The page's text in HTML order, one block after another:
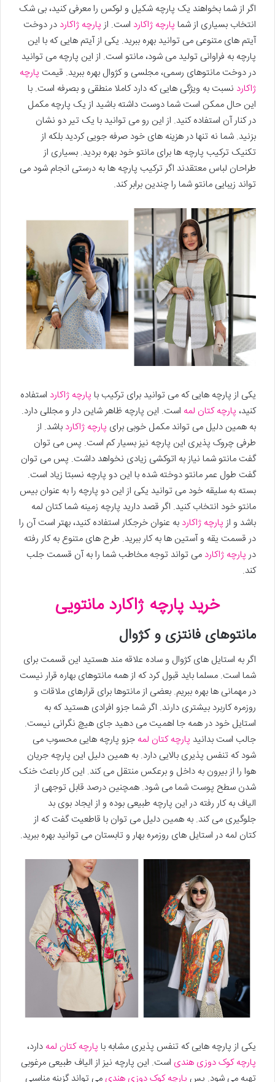
اگر از شما بخواهند یک پارچه شکیل و لوکس را معرفی کنید، بی شک
انتخاب بسیاری از شما پارچه ژاکارد است. از پارچه ژاکارد در دوخت
آیتم های متنوعی می توانید بهره ببرید. یکی از آیتم هایی که با این
پارچه به فراوانی تولید می شود، مانتو است. از این پارچه می توانید
در دوخت مانتوهای رسمی، مجلسی و کژوال بهره ببرید. قیمت پارچه
ژاکارد نسبت به ویژگی هایی که دارد کاملا منطقی و بصرفه است. با
این حال ممکن است شما دوست داشته باشید از یک پارچه مکمل
در کنار آن استفاده کنید. از این رو می توانید با یک تیر دو نشان
بزنید. شما نه تنها در هزینه های خود صرفه جویی کردید بلکه از
تکنیک ترکیب پارچه ها برای مانتو خود بهره بردید. بسیاری از
طراحان لباس معتقدند اگر ترکیب پارچه ها به درستی انجام شود می
تواند زیبایی مانتو شما را چندین برابر کند.
یکی از پارچه هایی که می توانید برای ترکیب با پارچه ژاکارد استفاده
کنید، پارچه کتان لمه است. این پارچه ظاهر شاین دار و مجللی دارد.
به همین دلیل می تواند مکمل خوبی برای پارچه ژاکارد باشد. از
طرفی چروک پذیری این پارچه نیز بسیار کم است. پس می توان
گفت مانتو شما نیاز به اتوکشی زیادی نخواهد داشت. پس می توان
گفت طول عمر مانتو دوخته شده با این دو پارچه نسبتا زیاد است.
بسته به سلیقه خود می توانید یکی از این دو پارچه را به عنوان بیس
مانتو خود انتخاب کنید. اگر قصد دارید پارچه زمینه شما کتان لمه
باشد و ازپارچه ژاکارد به عنوان خرجکار استفاده کنید، بهتر است آن را
در قسمت یقه و آستین ها به کار ببرید. طرح های متنوع به کار رفته
درپارچه ژاکارد می تواند توجه مخاطب شما را به آن قسمت جلب
کند.
خرید پارچه ژاکارد مانتویی
مانتوهای فانتزی و کژوال
اگر به استایل های کژوال و ساده علاقه مند هستید این قسمت برای
شما است. مسلما باید قبول کرد که از همه مانتوهای بهاره قرار نیست
در مهمانی ها بهره ببریم. بعضی از مانتوها برای قرارهای ملاقات و
روزمره کاربرد بیشتری دارند. اگر شما جزو افرادی هستید که به
استایل خود در همه جا اهمیت می دهید جای هیچ نگرانی نیست.
جالب است بدانید پارچه کتان لمه جزو پارچه هایی محسوب می
شود که تنفس پذیری بالایی دارد. به همین دلیل این پارچه جریان
هوا را از بیرون به داخل و برعکس منتقل می کند. این کار باعث خنک
شدن سطح پوست شما می شود. همچنین درصد قابل توجهی از
الیاف به کار رفته در این پارچه طبیعی بوده و از ایجاد بوی بد
جلوگیری می کند. به همین دلیل می توان با قاطعیت گفت که از
کتان لمه در استایل های روزمره بهار و تابستان می توانید بهره ببرید.
یکی از پارچه هایی که تنفس پذیری مشابه با پارچه کتان لمه دارد،
پارچه کوک دوزی هندی است. این پارچه نیز از الیاف طبیعی مرغوبی
تهیه می شود. پس پارچه کوک دوزی هندی می تواند گزینه مناسبی